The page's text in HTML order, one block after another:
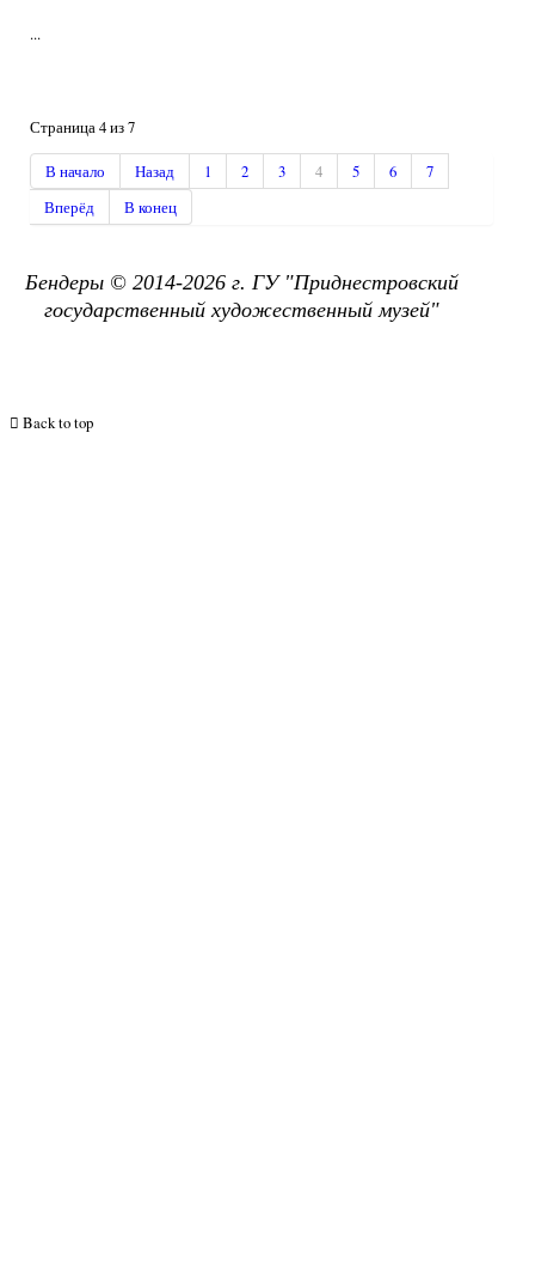
...
Страница 4 из 7
В начало Назад 1 2 3 4 5 6
7
Вперёд
В конец
Бендеры © 2014-2026 г. ГУ "Приднестровский
государственный художественный музей"
Back to top